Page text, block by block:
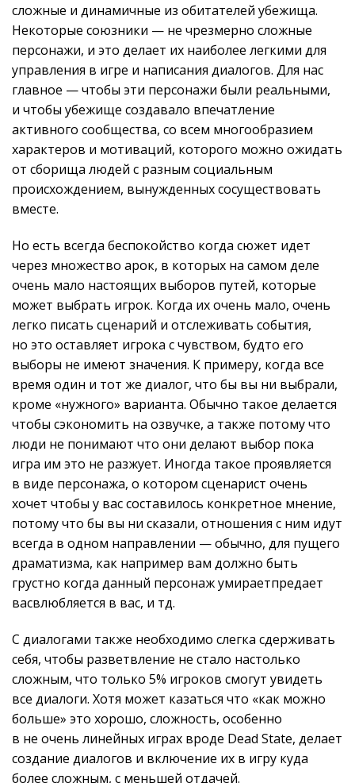
сложные и динамичные из обитателей убежища.
Некоторые союзники — не чрезмерно сложные
персонажи, и это делает их наиболее легкими для
управления в игре и написания диалогов. Для нас
главное — чтобы эти персонажи были реальными,
и чтобы убежище создавало впечатление
активного сообщества, со всем многообразием
характеров и мотиваций, которого можно ожидать
от сборища людей с разным социальным
происхождением, вынужденных сосуществовать
вместе.
Но есть всегда беспокойство когда сюжет идет
через множество арок, в которых на самом деле
очень мало настоящих выборов путей, которые
может выбрать игрок. Когда их очень мало, очень
легко писать сценарий и отслеживать события,
но это оставляет игрока с чувством, будто его
выборы не имеют значения. К примеру, когда все
время один и тот же диалог, что бы вы ни выбрали,
кроме «нужного» варианта. Обычно такое делается
чтобы сэкономить на озвучке, а также потому что
люди не понимают что они делают выбор пока
игра им это не разжует. Иногда такое проявляется
в виде персонажа, о котором сценарист очень
хочет чтобы у вас составилось конкретное мнение,
потому что бы вы ни сказали, отношения с ним идут
всегда в одном направлении — обычно, для пущего
драматизма, как например вам должно быть
грустно когда данный персонаж умираетпредает
васвлюбляется в вас, и тд.
С диалогами также необходимо слегка сдерживать
себя, чтобы разветвление не стало настолько
сложным, что только 5% игроков смогут увидеть
все диалоги. Хотя может казаться что «как можно
больше» это хорошо, сложность, особенно
в не очень линейных играх вроде Dead State, делает
создание диалогов и включение их в игру куда
более сложным, с меньшей отдачей.